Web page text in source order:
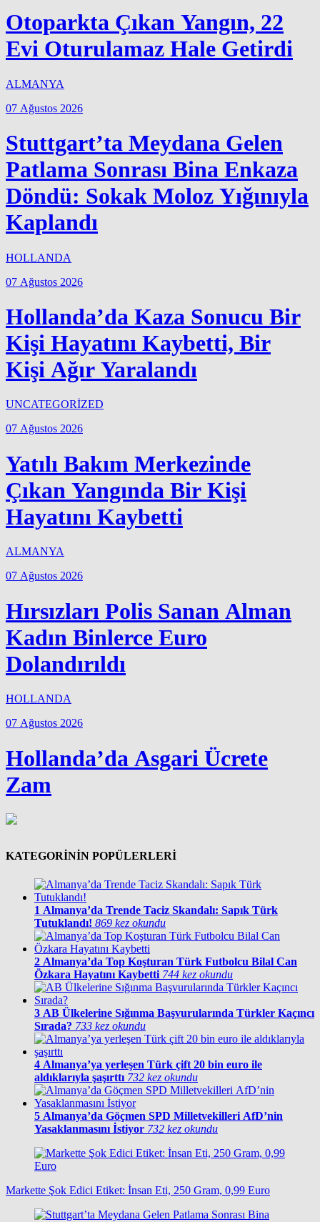
Otoparkta Çıkan Yangın, 22
Evi Oturulamaz Hale Getirdi
ALMANYA
07 Ağustos 2026
Stuttgart’ta Meydana Gelen
Patlama Sonrası Bina Enkaza
Döndü: Sokak Moloz Yığınıyla
Kaplandı
HOLLANDA
07 Ağustos 2026
Hollanda’da Kaza Sonucu Bir
Kişi Hayatını Kaybetti, Bir
Kişi Ağır Yaralandı
UNCATEGORİZED
07 Ağustos 2026
Yatılı Bakım Merkezinde
Çıkan Yangında Bir Kişi
Hayatını Kaybetti
ALMANYA
07 Ağustos 2026
Hırsızları Polis Sanan Alman
Kadın Binlerce Euro
Dolandırıldı
HOLLANDA
07 Ağustos 2026
Hollanda’da Asgari Ücrete
Zam
KATEGORİNİN POPÜLERLERİ
1 Almanya’da Trende Taciz Skandalı: Sapık Türk
Tutuklandı! 869 kez okundu
2 Almanya’da Top Koşturan Türk Futbolcu Bilal Can
Özkara Hayatını Kaybetti 744 kez okundu
3 AB Ülkelerine Sığınma Başvurularında Türkler Kaçıncı
Sırada? 733 kez okundu
4 Almanya’ya yerleşen Türk çift 20 bin euro ile
aldıklarıyla şaşırttı 732 kez okundu
5 Almanya’da Göçmen SPD Milletvekilleri AfD’nin
Yasaklanmasını İstiyor 732 kez okundu
Markette Şok Edici Etiket: İnsan Eti, 250 Gram, 0,99 Euro